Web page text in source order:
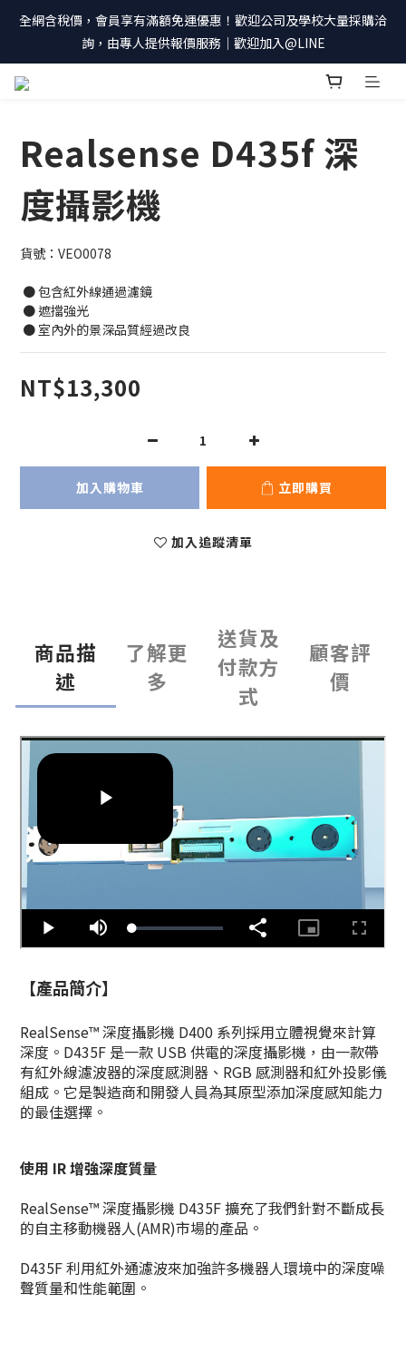
全網含稅價，會員享有滿額免運優惠！歡迎公司及學校大量採購洽
詢，由專人提供報價服務｜歡迎加入@LINE
Realsense D435f 深
度攝影機
貨號：VEO0078
● 包含紅外線通過濾鏡
● 遮擋強光
● 室內外的景深品質經過改良
NT$13,300
加入購物車 立即購買
加入追蹤清單
商品描
述
了解更
多
送貨及
付款方
式
顧客評
價
【產品簡介】
RealSense™深度攝影機 D400 系列採用立體視覺來計算
深度。D435F 是一款 USB 供電的深度攝影機，由一款帶
有紅外線濾波器的深度感測器、RGB 感測器和紅外投影儀
組成。 它是製造商和開發人員為其原型添加深度感知能力
的最佳選擇。
使用 IR 增強深度質量
RealSense™ 深度攝影機 D435F 擴充了我們針對不斷成長
的自主移動機器人(AMR)市場的產品。
D435F 利用紅外通濾波來加強許多機器人環境中的深度噪
聲質量和性能範圍。